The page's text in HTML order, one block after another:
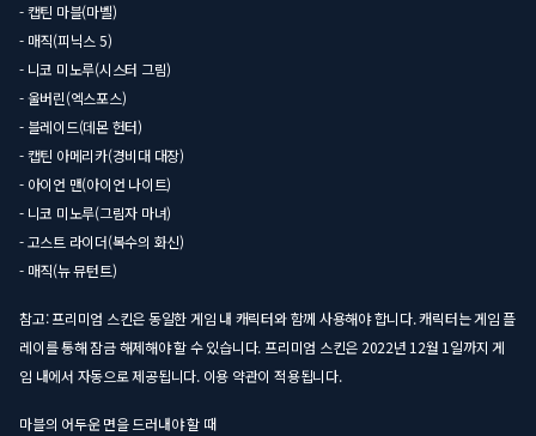
- 캡틴 마블(마벨)
- 매직(피닉스 5)
- 니코 미노루(시스터 그림)
- 울버린(엑스포스)
- 블레이드(데몬 헌터)
- 캡틴 아메리카(경비대 대장)
- 아이언 맨(아이언 나이트)
- 니코 미노루(그림자 마녀)
- 고스트 라이더(복수의 화신)
- 매직(뉴 뮤턴트)
참고: 프리미엄 스킨은 동일한 게임 내 캐릭터와 함께 사용해야 합니다. 캐릭터는 게임 플
레이를 통해 잠금 해제해야 할 수 있습니다. 프리미엄 스킨은 2022년 12월 1일까지 게
임 내에서 자동으로 제공됩니다. 이용 약관이 적용됩니다.
마블의 어두운 면을 드러내야 할 때